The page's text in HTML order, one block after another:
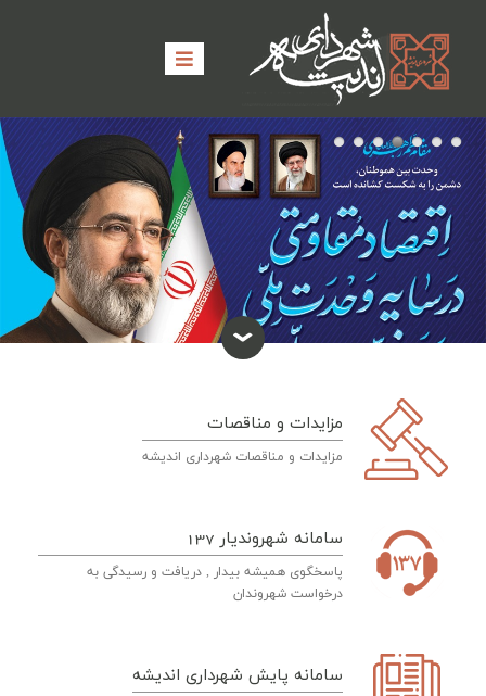
مزایدات و مناقصات
مزایدات و مناقصات شهرداری اندیشه
سامانه شهروندیار 137
پاسخگوی همیشه بیدار , دریافت و رسیدگی به
درخواست شهروندان
سامانه پایش شهرداری اندیشه